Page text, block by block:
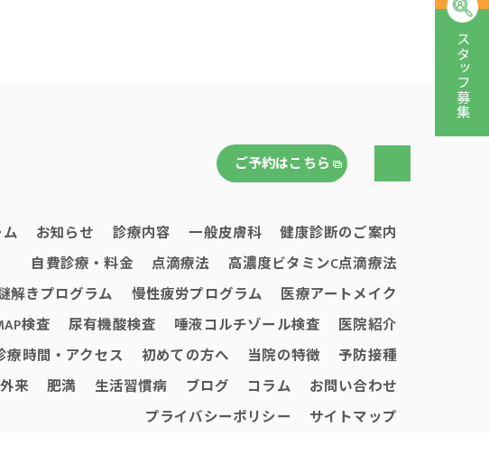
スタッフ募集
ご予約はこちら
お知らせ 診療内容 一般皮膚科
健康診断のご案内
自費診療・料金
点滴療法
高濃度ビタミンC点滴療法
解きプログラム
慢性疲労プログラム
医療アートメイク
検査 尿有機酸検査 唾液コルチゾール検査
医院紹介
療時間・アクセス 初めての方へ 当院の特徴
予防接種
来 肥満 生活習慣病 ブログ コラム
お問い合わせ
プライバシーポリシー
サイトマップ